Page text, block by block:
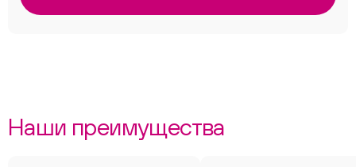
Наши преимущества